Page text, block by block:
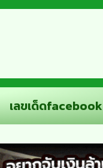
เลขเด็ดfacebook